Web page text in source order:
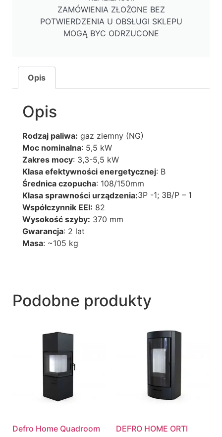
ZAMÓWIENIA ZŁOŻONE BEZ
POTWIERDZENIA U OBSŁUGI SKLEPU
MOGĄ BYC ODRZUCONE
Opis
Opis
Rodzaj paliwa: gaz ziemny (NG)
Moc nominalna: 5,5 kW
Zakres mocy: 3,3-5,5 kW
Klasa efektywności energetycznej: B
Średnica czopucha: 108/150mm
Klasa sprawności urządzenia:3P -1; 3B/P – 1
Współczynnik EEI: 82
Wysokość szyby: 370 mm
Gwarancja: 2 lat
Masa: ~105 kg
Podobne produkty
Defro Home Quadroom DEFRO HOME ORTI